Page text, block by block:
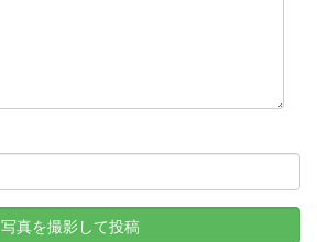
写真を撮影して投稿